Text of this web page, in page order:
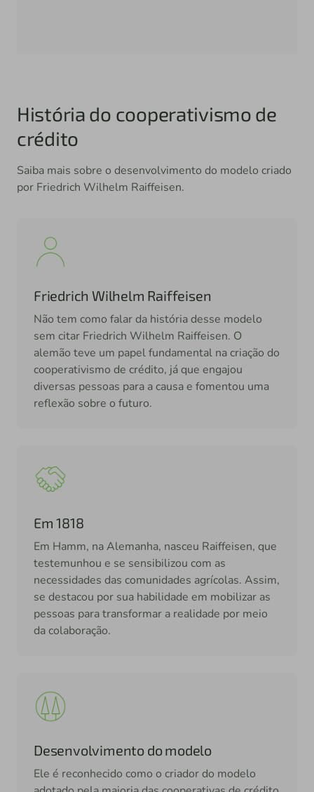
História do cooperativismo de
crédito
Saiba mais sobre o desenvolvimento do modelo criado
por Friedrich Wilhelm Raiffeisen.
Friedrich Wilhelm Raiffeisen
Não tem como falar da história desse modelo
sem citar Friedrich Wilhelm Raiffeisen. O
alemão teve um papel fundamental na criação do
cooperativismo de crédito, já que engajou
diversas pessoas para a causa e fomentou uma
reflexão sobre o futuro.
Em 1818
Em Hamm, na Alemanha, nasceu Raiffeisen, que
testemunhou e se sensibilizou com as
necessidades das comunidades agrícolas. Assim,
se destacou por sua habilidade em mobilizar as
pessoas para transformar a realidade por meio
da colaboração.
Desenvolvimento do modelo
Ele é reconhecido como o criador do modelo